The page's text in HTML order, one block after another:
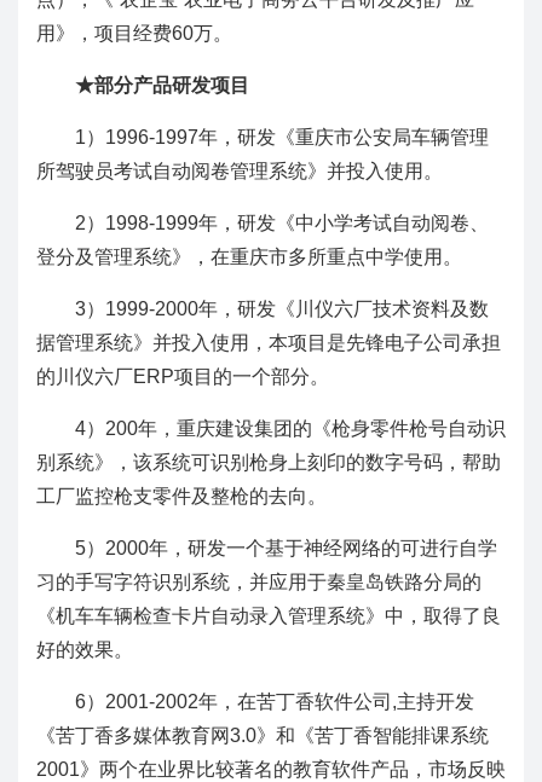
用》，项目经费60万。
★部分产品研发项目
1）1996-1997年，研发《重庆市公安局车辆管理
所驾驶员考试自动阅卷管理系统》并投入使用。
2）1998-1999年，研发《中小学考试自动阅卷、
登分及管理系统》，在重庆市多所重点中学使用。
3）1999-2000年，研发《川仪六厂技术资料及数
据管理系统》并投入使用，本项目是先锋电子公司承担
的川仪六厂ERP项目的一个部分。
4）200年，重庆建设集团的《枪身零件枪号自动识
别系统》，该系统可识别枪身上刻印的数字号码，帮助
工厂监控枪支零件及整枪的去向。
5）2000年，研发一个基于神经网络的可进行自学
习的手写字符识别系统，并应用于秦皇岛铁路分局的
《机车车辆检查卡片自动录入管理系统》中，取得了良
好的效果。
6）2001-2002年，在苦丁香软件公司,主持开发
《苦丁香多媒体教育网3.0》和《苦丁香智能排课系统
2001》两个在业界比较著名的教育软件产品，市场反映